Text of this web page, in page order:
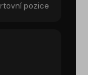
pozice